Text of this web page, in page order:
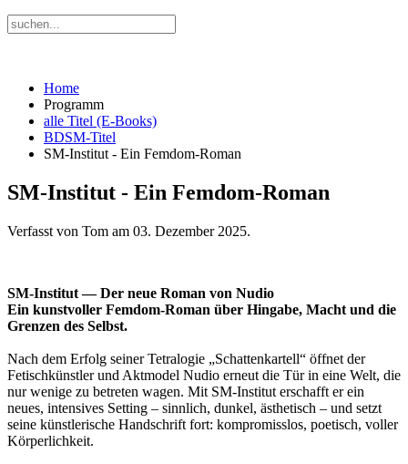
Home
Programm
alle Titel (E-Books)
BDSM-Titel
SM-Institut - Ein Femdom-Roman
SM-Institut - Ein Femdom-Roman
Verfasst von Tom am 03. Dezember 2025.
SM-Institut — Der neue Roman von Nudio
Ein kunstvoller Femdom-Roman über Hingabe, Macht und die
Grenzen des Selbst.
Nach dem Erfolg seiner Tetralogie „Schattenkartell“ öffnet der
Fetischkünstler und Aktmodel Nudio erneut die Tür in eine Welt, die
nur wenige zu betreten wagen. Mit SM-Institut erschafft er ein
neues, intensives Setting – sinnlich, dunkel, ästhetisch – und setzt
seine künstlerische Handschrift fort: kompromisslos, poetisch, voller
Körperlichkeit.